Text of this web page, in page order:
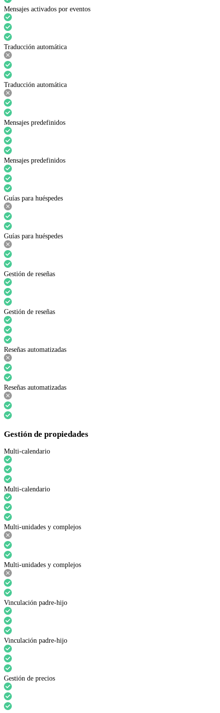
Mensajes activados por eventos
Traducción automática
Traducción automática
Mensajes predefinidos
Mensajes predefinidos
Guías para huéspedes
Guías para huéspedes
Gestión de reseñas
Gestión de reseñas
Reseñas automatizadas
Reseñas automatizadas
Gestión de propiedades
Multi-calendario
Multi-calendario
Multi-unidades y complejos
Multi-unidades y complejos
Vinculación padre-hijo
Vinculación padre-hijo
Gestión de precios